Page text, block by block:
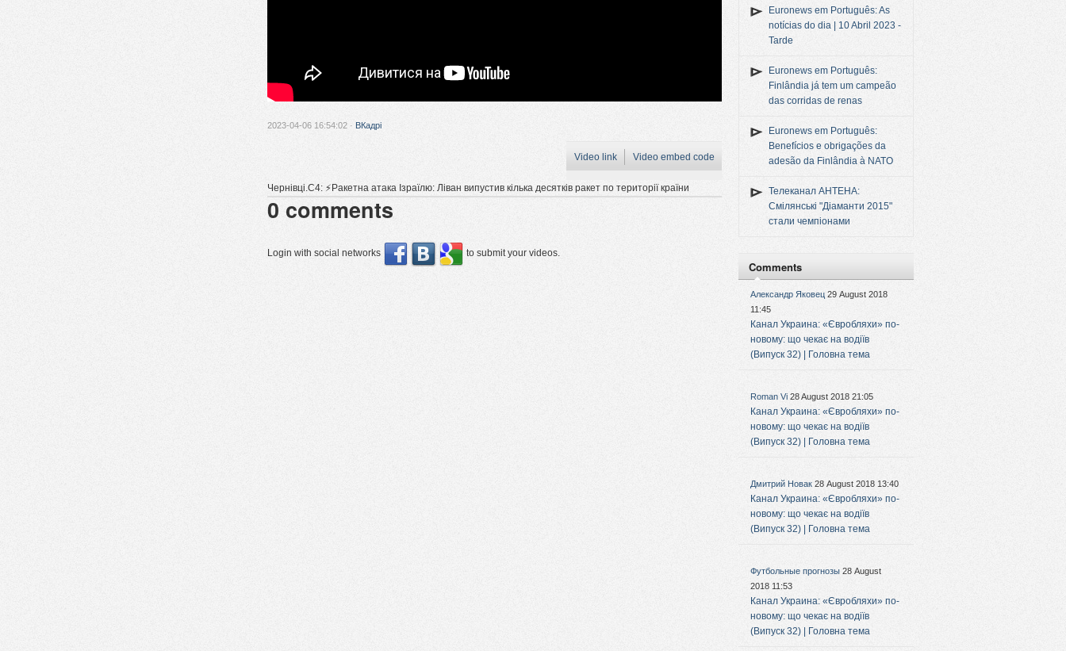
2023-04-06 16:54:02 · ВКадрі
Video link Video embed code
Чернівці.C4: ⚡️Ракетна атака Ізраїлю: Ліван випустив кілька десятків ракет по території країни
0 comments
Login with social networks to submit your videos.
Euronews em Português: As
notícias do dia | 10 Abril 2023 -
Tarde
Euronews em Português:
Finlândia já tem um campeão
das corridas de renas
Euronews em Português:
Benefícios e obrigações da
adesão da Finlândia à NATO
Телеканал АНТЕНА:
Смілянські "Діаманти 2015"
стали чемпіонами
Comments
Александр Яковец 29 August 2018
11:45
Канал Украина: «Євробляхи» по-
новому: що чекає на водіїв
(Випуск 32) | Головна тема
Roman Vi 28 August 2018 21:05
Канал Украина: «Євробляхи» по-
новому: що чекає на водіїв
(Випуск 32) | Головна тема
Дмитрий Новак 28 August 2018 13:40
Канал Украина: «Євробляхи» по-
новому: що чекає на водіїв
(Випуск 32) | Головна тема
Футбольные прогнозы 28 August
2018 11:53
Канал Украина: «Євробляхи» по-
новому: що чекає на водіїв
(Випуск 32) | Головна тема